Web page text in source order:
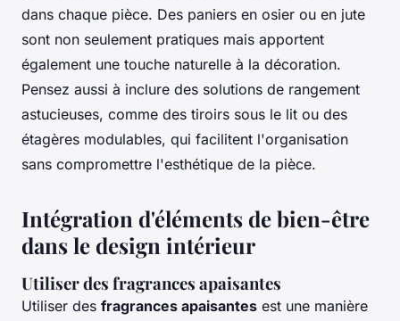
dans chaque pièce. Des paniers en osier ou en jute
sont non seulement pratiques mais apportent
également une touche naturelle à la décoration.
Pensez aussi à inclure des solutions de rangement
astucieuses, comme des tiroirs sous le lit ou des
étagères modulables, qui facilitent l'organisation
sans compromettre l'esthétique de la pièce.
Intégration d'éléments de bien-être
dans le design intérieur
Utiliser des fragrances apaisantes
Utiliser des fragrances apaisantes est une manière